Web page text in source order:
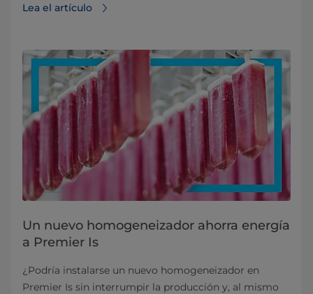
Lea el artículo
Un nuevo homogeneizador ahorra energía
a Premier Is
¿Podría instalarse un nuevo homogeneizador en
Premier Is sin interrumpir la producción y, al mismo